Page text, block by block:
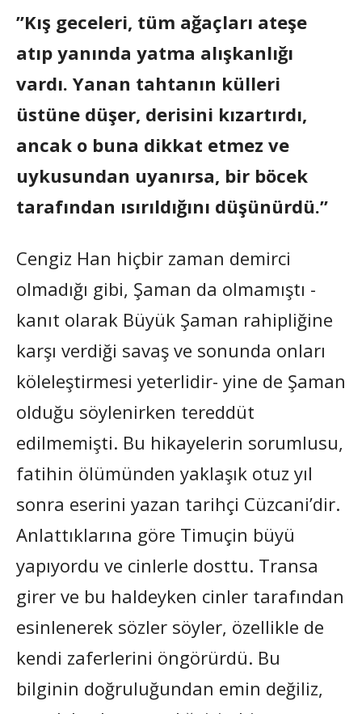
”Kış geceleri, tüm ağaçları ateşe
atıp yanında yatma alışkanlığı
vardı. Yanan tahtanın külleri
üstüne düşer, derisini kızartırdı,
ancak o buna dikkat etmez ve
uykusundan uyanırsa, bir böcek
tarafından ısırıldığını düşünürdü.”
Cengiz Han hiçbir zaman demirci
olmadığı gibi, Şaman da olmamıştı -
kanıt olarak Büyük Şaman rahipliğine
karşı verdiği savaş ve sonunda onları
köleleştirmesi yeterlidir- yine de Şaman
olduğu söylenirken tereddüt
edilmemişti. Bu hikayelerin sorumlusu,
fatihin ölümünden yaklaşık otuz yıl
sonra eserini yazan tarihçi Cüzcani’dir.
Anlattıklarına göre Timuçin büyü
yapıyordu ve cinlerle dosttu. Transa
girer ve bu haldeyken cinler tarafından
esinlenerek sözler söyler, özellikle de
kendi zaferlerini öngörürdü. Bu
bilginin doğruluğundan emin değiliz,